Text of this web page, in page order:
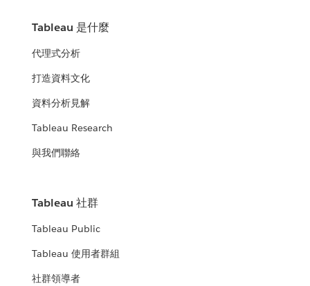
Tableau 是什麼
代理式分析
打造資料文化
資料分析見解
Tableau Research
與我們聯絡
Tableau 社群
Tableau Public
Tableau 使用者群組
社群領導者